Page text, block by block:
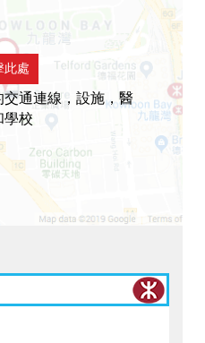
此處
通連線，設施，醫
學校